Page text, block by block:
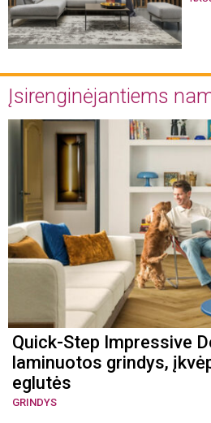
Įsirenginėjantiems
Quick-Step Impressive
laminuotos grindys,
eglutės
GRINDYS